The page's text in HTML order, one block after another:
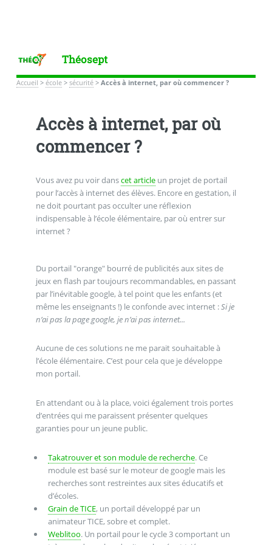
Théosept
Accueil > école> sécurité> Accès à internet, par où commencer ?
Accès à internet, par où
commencer ?
Vous avez pu voir danscet articleun projet de portail
pour l’accès à internet des élèves. Encore en gestation, il
ne doit pourtant pas occulter une réflexion
indispensable à l’école élémentaire, par où entrer sur
internet ?
Du portail "orange" bourré de publicités aux sites de
jeux en flash par toujours recommandables, en passant
par l’inévitable google, à tel point que les enfants (et
même les enseignants !) le confonde avec internet :Si je
n’ai pas la page google, je n’ai pas internet...
Aucune de ces solutions ne me parait souhaitable à
l’école élémentaire. C’est pour cela que je développe
mon portail.
En attendant ou à la place, voici également trois portes
d’entrées qui me paraissent présenter quelques
garanties pour un jeune public.
Takatrouver et son module de recherche. Ce
module est basé sur le moteur de google mais les
recherches sont restreintes aux sites éducatifs et
d’écoles.
Grain de TICE, un portail développé par un
animateur TICE, sobre et complet.
Weblitoo. Un portail pour le cycle 3 comportant un